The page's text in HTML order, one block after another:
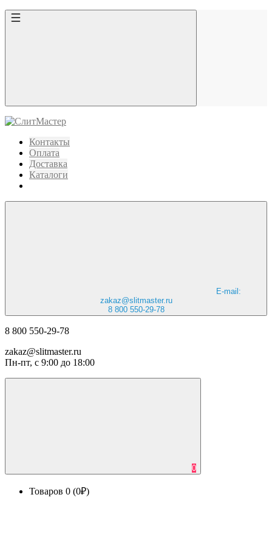
Контакты
Оплата
Доставка
Каталоги
E-mail:
zakaz@slitmaster.ru
8 800 550-29-78
8 800 550-29-78
zakaz@slitmaster.ru
Пн-пт, с 9:00 до 18:00
0
Товаров 0 (0₽)